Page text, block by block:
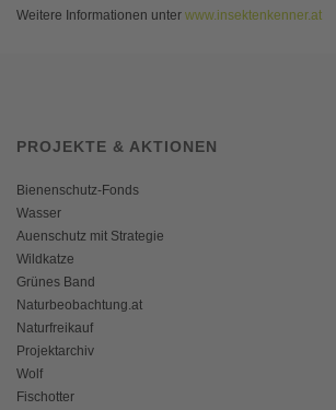
Weitere Informationen unter www.insektenkenner.at
PROJEKTE & AKTIONEN
Bienenschutz-Fonds
Wasser
Auenschutz mit Strategie
Wildkatze
Grünes Band
Naturbeobachtung.at
Naturfreikauf
Projektarchiv
Wolf
Fischotter